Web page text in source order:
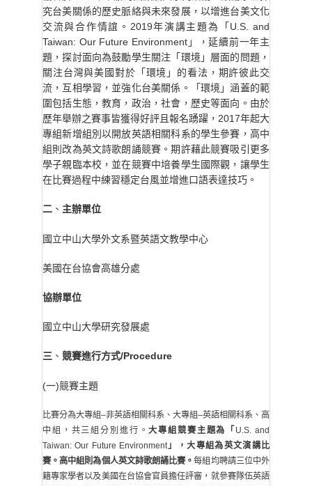
究台美關係的歷史脈絡與未來發展，以增進台美文化
交流與合作情誼。2019年演講主題為「U.S. and
Taiwan: Our Future Environment」，延續前一年主
題，探討面向為鼓勵學生關注「環境」層面的問題，
關注台灣與美國對於「環境」的看法，期許彼此交
流，互相學習，並強化台美關係。「環境」涵蓋的範
圍包括生態，教育，政治，社會，歷史等面向。由於
歷年舉辦之賽事皆獲得好評且報名踴躍，2017年起大
專組新增組別以開放英語相關科系的學生參賽，高中
組則改為英文詩歌朗誦競賽。期許藉此競賽吸引更多
學子親臨本校，並在競賽中培養學生國際觀，讓學生
在比賽過程中練習穩定台風並增進口語表達技巧。
二 、 主辦單位
國立中山大學外文系暨英語文教學中心
美國在台協會高雄分處
協辦單位
國立中山大學研究發展處
三 、 競賽進行方式/Procedure
(一)競賽主題
比賽分為大專組–非英語相關科系、大專組–英語相關科系、高
中組，共三組分別進行。大專組競賽主題為「 U.S. and
Taiwan: Our Future Environment」，大專組為英文演講比
賽。 高中組則為個人英文詩歌朗誦比賽。每組均聘請三位中外
籍專家學者以及美國在台協會官員擔任評審，就參賽隊伍英語